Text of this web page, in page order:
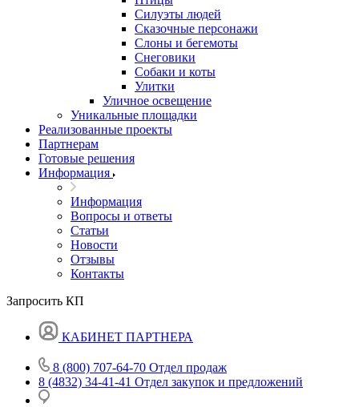
Силуэты людей
Сказочные персонажи
Слоны и бегемоты
Снеговики
Собаки и коты
Улитки
Уличное освещение
Уникальные площадки
Реализованные проекты
Партнерам
Готовые решения
Информация
Информация
Вопросы и ответы
Статьи
Новости
Отзывы
Контакты
Запросить КП
КАБИНЕТ ПАРТНЕРА
8 (800) 707-64-70 Отдел продаж
8 (4832) 34-41-41 Отдел закупок и предложений